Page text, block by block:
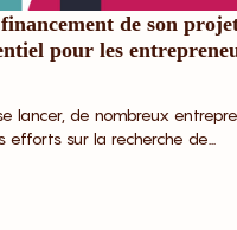
de son
pour les
lancer, de nombreux
sur la recherche de...